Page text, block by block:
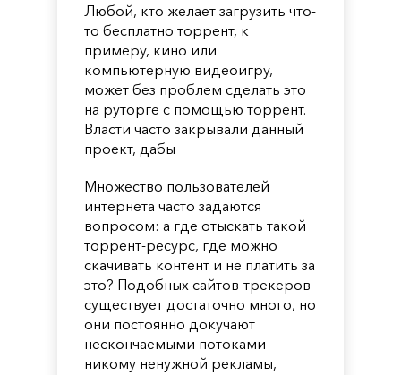
Любой, кто желает загрузить что-
то бесплатно торрент, к
примеру, кино или
компьютерную видеоигру,
может без проблем сделать это
на руторге с помощью торрент.
Власти часто закрывали данный
проект, дабы
Множество пользователей
интернета часто задаются
вопросом: а где отыскать такой
торрент-ресурс, где можно
скачивать контент и не платить за
это? Подобных сайтов-трекеров
существует достаточно много, но
они постоянно докучают
нескончаемыми потоками
никому ненужной рекламы,